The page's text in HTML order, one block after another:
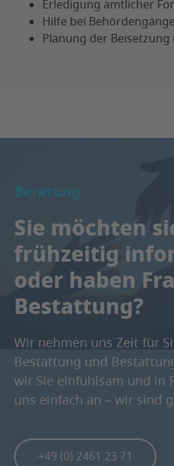
Erledigung amtlicher
Hilfe bei
Planung der
Sie möchten
frühzeitig
oder haben
Bestattung?
Wir nehmen uns Zeit für
Bestattung und
wir Sie einfühlsam und in
uns einfach an – wir sind
+49 (0) 2461 23 71